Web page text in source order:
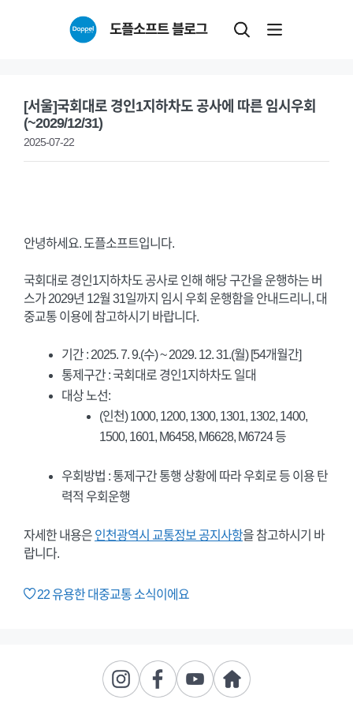
도플소프트 블로그
[서울]국회대로 경인1지하차도 공사에 따른 임시우회
(~2029/12/31)
2025-07-22
안녕하세요. 도플소프트입니다.
국회대로 경인1지하차도 공사로 인해 해당 구간을 운행하는 버
스가 2029년 12월 31일까지 임시 우회 운행함을 안내드리니, 대
중교통 이용에 참고하시기 바랍니다.
기간 : 2025. 7. 9.(수) ~ 2029. 12. 31.(월) [54개월간]
통제구간 : 국회대로 경인1지하차도 일대
대상 노선:
(인천) 1000, 1200, 1300, 1301, 1302, 1400,
1500, 1601, M6458, M6628, M6724 등
우회방법 : 통제구간 통행 상황에 따라 우회로 등 이용 탄
력적 우회운행
자세한 내용은 인천광역시 교통정보 공지사항을 참고하시기 바
랍니다.
22유용한 대중교통 소식이에요